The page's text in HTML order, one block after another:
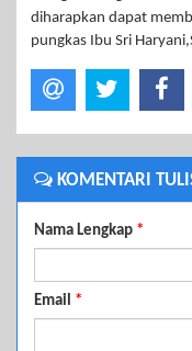
diharapkan dapat
pungkas Ibu Sri
KOMENTARI
Nama Lengkap *
Email *